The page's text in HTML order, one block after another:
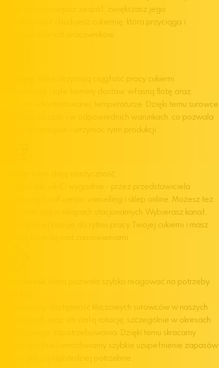
Dzięki temu rozwijasz zespół, zwiększasz jego
samodzielność i budujesz cukiernię, która przyciąga i
utrzymuje dobrych pracowników.
, które utrzymują ciągłość pracy cukierni.
Zapewniamy stałe terminy dostaw, własną flotę oraz
transport w kontrolowanej temperaturze. Dzięki temu surowce
docierają na czas i w odpowiednich warunkach, co pozwala
uniknąć przestojów i utrzymać rytm produkcji.
, które dają elastyczność.
Kupujesz tak, jak Ci wygodnie - przez przedstawiciela
handlowego, call center, vanselling i sklep online. Możesz też
odwiedzić nas w sklepach stacjonarnych. Wybierasz kanał,
który najlepiej pasuje do rytmu pracy Twojej cukierni i masz
większą kontrolę nad zamówieniami.
, która pozwala szybko reagować na potrzeby
Zapewniamy dostępność kluczowych surowców w naszych
magazynach oraz ich stałą rotację, szczególnie w okresach
zwiększonego zapotrzebowania. Dzięki temu skracamy
terminy dostaw i umożliwiamy szybkie uzupełnienie zapasów
wtedy, gdy są najbardziej potrzebne.